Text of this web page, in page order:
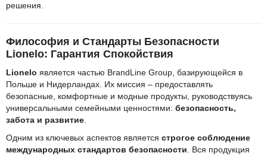
решения.
Философия и Стандарты Безопасности
Lionelo: Гарантия Спокойствия
Lionelo является частью BrandLine Group, базирующейся в
Польше и Нидерландах. Их миссия – предоставлять
безопасные, комфортные и модные продукты, руководствуясь
универсальными семейными ценностями: безопасность,
забота и развитие
Одним из ключевых аспектов является строгое соблюдение
международных стандартов безопасности . Вся продукция